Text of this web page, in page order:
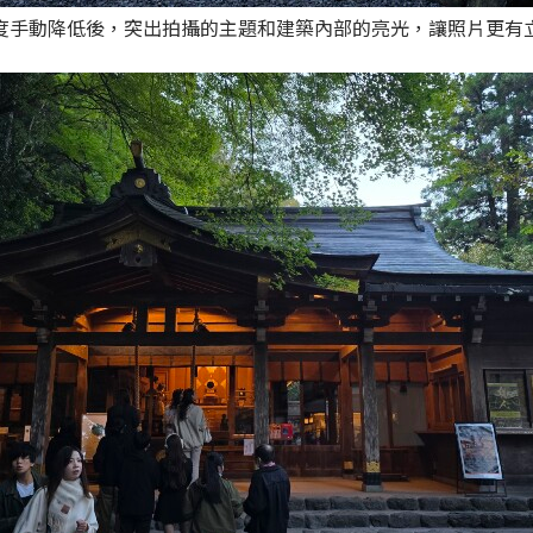
動降低後，突出拍攝的主題和建築內部的亮光，讓照片更有